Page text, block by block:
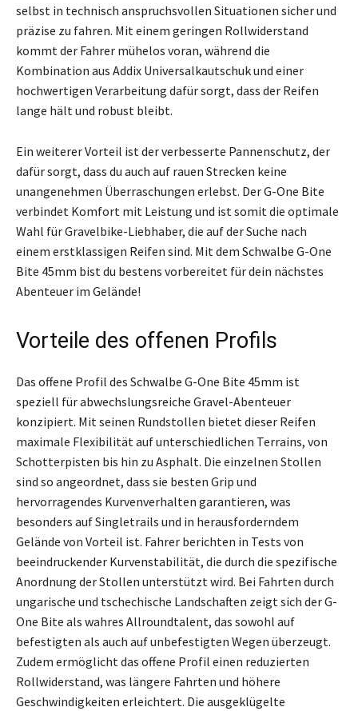
selbst in technisch anspruchsvollen Situationen sicher und
präzise zu fahren. Mit einem geringen Rollwiderstand
kommt der Fahrer mühelos voran, während die
Kombination aus Addix Universalkautschuk und einer
hochwertigen Verarbeitung dafür sorgt, dass der Reifen
lange hält und robust bleibt.
Ein weiterer Vorteil ist der verbesserte Pannenschutz, der
dafür sorgt, dass du auch auf rauen Strecken keine
unangenehmen Überraschungen erlebst. Der G-One Bite
verbindet Komfort mit Leistung und ist somit die optimale
Wahl für Gravelbike-Liebhaber, die auf der Suche nach
einem erstklassigen Reifen sind. Mit dem Schwalbe G-One
Bite 45mm bist du bestens vorbereitet für dein nächstes
Abenteuer im Gelände!
Vorteile des offenen Profils
Das offene Profil des Schwalbe G-One Bite 45mm ist
speziell für abwechslungsreiche Gravel-Abenteuer
konzipiert. Mit seinen Rundstollen bietet dieser Reifen
maximale Flexibilität auf unterschiedlichen Terrains, von
Schotterpisten bis hin zu Asphalt. Die einzelnen Stollen
sind so angeordnet, dass sie besten Grip und
hervorragendes Kurvenverhalten garantieren, was
besonders auf Singletrails und in herausforderndem
Gelände von Vorteil ist. Fahrer berichten in Tests von
beeindruckender Kurvenstabilität, die durch die spezifische
Anordnung der Stollen unterstützt wird. Bei Fahrten durch
ungarische und tschechische Landschaften zeigt sich der G-
One Bite als wahres Allroundtalent, das sowohl auf
befestigten als auch auf unbefestigten Wegen überzeugt.
Zudem ermöglicht das offene Profil einen reduzierten
Rollwiderstand, was längere Fahrten und höhere
Geschwindigkeiten erleichtert. Die ausgeklügelte